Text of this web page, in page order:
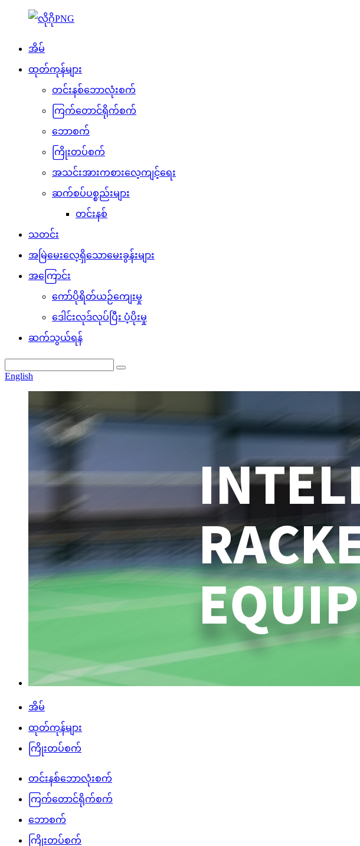
အိမ်
ထုတ်ကုန်များ
တင်းနစ်ဘောလုံးစက်
ကြက်တောင်ရိုက်စက်
ဘောစက်
ကြိုးတပ်စက်
အသင်းအားကစားလေ့ကျင့်ရေး
ဆက်စပ်ပစ္စည်းများ
တင်းနစ်
သတင်း
အမြဲမေးလေ့ရှိသောမေးခွန်းများ
အကြောင်း
ကော်ပိုရိတ်ယဉ်ကျေးမှု
ဒေါင်းလုဒ်လုပ်ပြီး ပံ့ပိုးမှု
ဆက်သွယ်ရန်
English
အိမ်
ထုတ်ကုန်များ
ကြိုးတပ်စက်
တင်းနစ်ဘောလုံးစက်
ကြက်တောင်ရိုက်စက်
ဘောစက်
ကြိုးတပ်စက်